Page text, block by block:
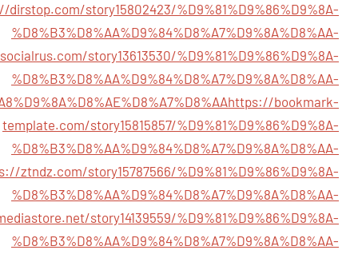
dirstop.com/story15802423/%D9%81%D9%86%D9%8A-
%D8%B3%D8%AA%D9%84%D8%A7%D9%8A%D8%AA-
story13613530/%D9%81%D9%86%D9%8A-
%D8%B3%D8%AA%D9%84%D8%A7%D9%8A%D8%AA-
https://bookmark-
template.com/story15815857/%D9%81%D9%86%D9%8A-
%D8%B3%D8%AA%D9%84%D8%A7%D9%8A%D8%AA-
ztndz.com/story15787566/%D9%81%D9%86%D9%8A-
%D8%B3%D8%AA%D9%84%D8%A7%D9%8A%D8%AA-
story14139559/%D9%81%D9%86%D9%8A-
%D8%B3%D8%AA%D9%84%D8%A7%D9%8A%D8%AA-